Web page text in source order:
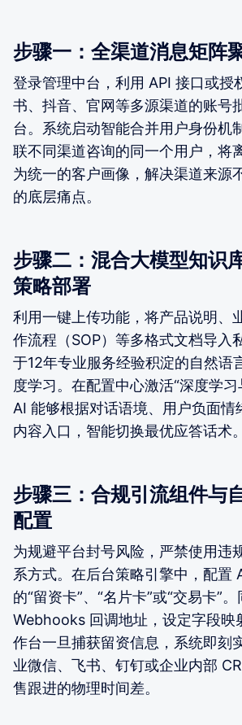
步骤一：全渠道消息矩阵
登录管理中台，利用 API 接口或授
书、抖音、官网等多源渠道的账号
台。系统启动智能合并用户身份机
联不同渠道咨询的同一个用户，将
为统一的客户画像，解决渠道来源
的底层痛点。
步骤二：混合大模型知识
策略部署
利用一键上传功能，将产品说明、
作流程（SOP）等多格式文档导入
于12年专业服务经验积淀的自然语
度学习。在配置中心激活“深度学
AI 能够根据对话语境、用户负面情
内容入口，智能切换最优应答话术。
步骤三：合规引流组件与
配置
为规避平台封号风险，严禁使用违
系方式。在后台策略引擎中，配置
的“留资卡”、“名片卡”或“交易卡”
Webhooks 回调地址，设定字段映
作台一旦捕获留资信息，系统即刻
业微信、飞书、钉钉或企业内部
售跟进的物理时间差。